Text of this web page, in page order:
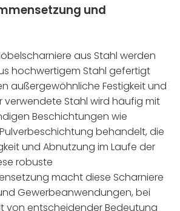
und
aus Stahl werden
hochwertigem Stahl gefertigt
außergewöhnliche Festigkeit und
verwendete Stahl wird häufig mit
Beschichtungen wie
behandelt, die
und Abnutzung im Laufe der
robuste
macht diese Scharniere
Gewerbeanwendungen, bei
von entscheidender Bedeutung